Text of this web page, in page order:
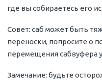
где вы собираетесь его
Совет: саб может быть
переноски, попросите о
перемещения сабвуфера
Замечание: будьте